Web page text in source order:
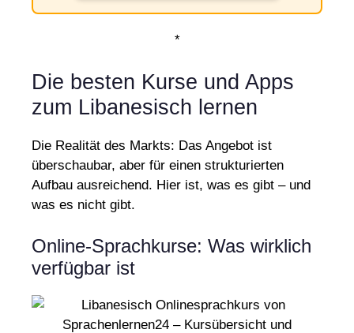
*
Die besten Kurse und Apps
zum Libanesisch lernen
Die Realität des Markts: Das Angebot ist
überschaubar, aber für einen strukturierten
Aufbau ausreichend. Hier ist, was es gibt – und
was es nicht gibt.
Online-Sprachkurse: Was wirklich
verfügbar ist